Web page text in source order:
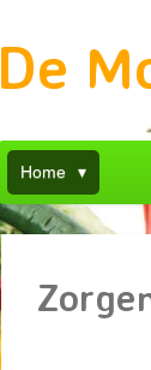
De
Home